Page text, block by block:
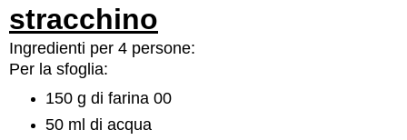
stracchino
Ingredienti per 4 persone:
Per la sfoglia:
150 g di farina 00
50 ml di acqua